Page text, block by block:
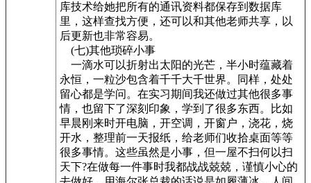
库技术给她把所有的通讯资料都保存到数据库
里，这样查找方便，还可以和其他老师共享，以
后更新也非常容易。
(七)其他琐碎小事
一滴水可以折射出太阳的光芒，半小时蕴藏着
永恒，一粒沙包含着千千大千世界。同样，处处
留心都是学问。在实习期间我还做过其他很多事
情，也留下了深刻印象，学到了很多东西。比如
早晨刚来时开电脑，开空调，开窗户，浇花，烧
开水，整理前一天报纸，给老师们收拾桌面等等
很多事情。这些虽然是小事，但一屋不扫何以扫
天下?在做每一件事时我都战战兢兢，谨慎小心的